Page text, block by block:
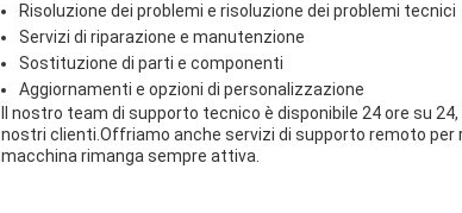
Risoluzione dei problemi e risoluzione dei problemi tecnici
Servizi di riparazione e manutenzione
Sostituzione di parti e componenti
Aggiornamenti e opzioni di personalizzazione
Il nostro team di supporto tecnico è disponibile 24 ore su
nostri clienti.Offriamo anche servizi di supporto remoto
macchina rimanga sempre attiva.